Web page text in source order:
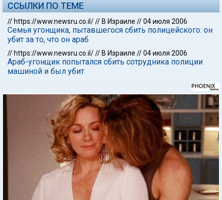
ССЫЛКИ ПО ТЕМЕ
// https://www.newsru.co.il/// В Израиле //04 июля 2006
Семья угонщика, пытавшегося сбить полицейского: он
убит за то, что он араб
// https://www.newsru.co.il/// В Израиле //04 июля 2006
Араб-угонщик попытался сбить сотрудника полиции
машиной и был убит